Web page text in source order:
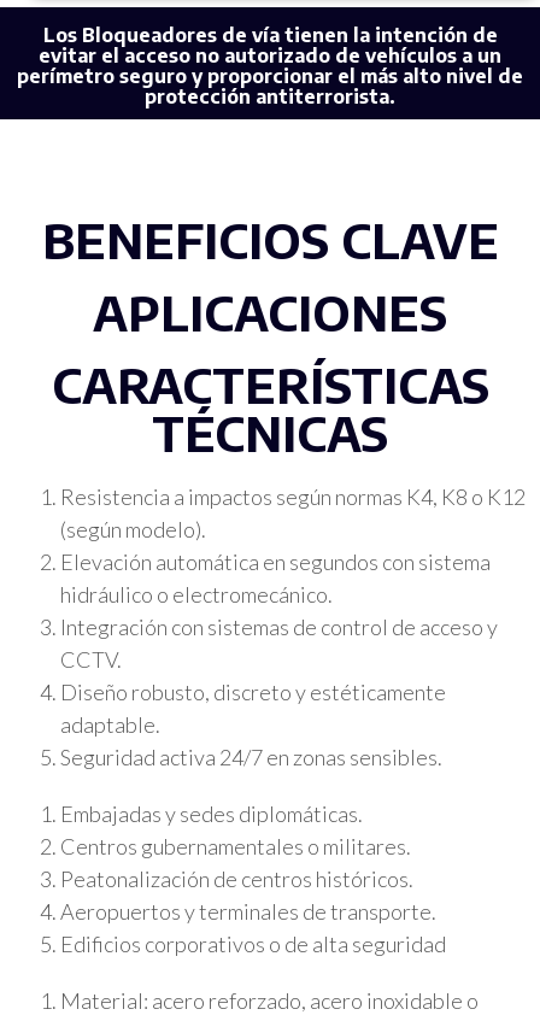
Los Bloqueadores de vía tienen la intención de
evitar el acceso no autorizado de vehículos a un
perímetro seguro y proporcionar el más alto nivel de
protección antiterrorista.
BENEFICIOS CLAVE
APLICACIONES
CARACTERÍSTICAS
TÉCNICAS
Resistencia a impactos según normas K4, K8 o K12
(según modelo).
Elevación automática en segundos con sistema
hidráulico o electromecánico.
Integración con sistemas de control de accesoy
CCTV.
Diseño robusto, discretoyestéticamente
adaptable.
Seguridad activa 24/7en zonas sensibles.
Embajadasysedes diplomáticas.
Centros gubernamentales o militares.
Peatonalización de centros históricos.
Aeropuertos yterminales detransporte.
Edificios corporativos o de alta seguridad
Material: acero reforzado, acero inoxidable o